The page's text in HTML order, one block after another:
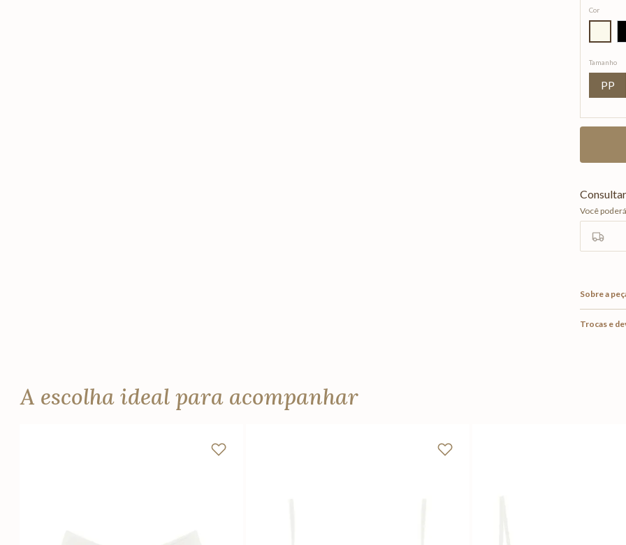
Cor
Tamanho
PP
Sobre a
Trocas e
A escolha ideal para acompanhar